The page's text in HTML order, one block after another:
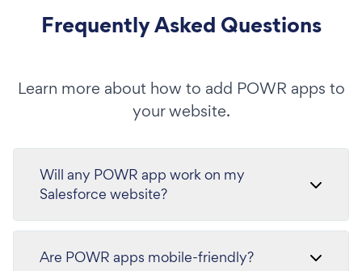
Frequently Asked Questions
Learn more about how to add POWR apps to
your website.
Will any POWR app work on my
Salesforce website?
Are POWR apps mobile-friendly?